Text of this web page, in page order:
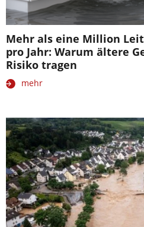
Mehr als eine Million
pro Jahr: Warum ältere
Risiko tragen
mehr